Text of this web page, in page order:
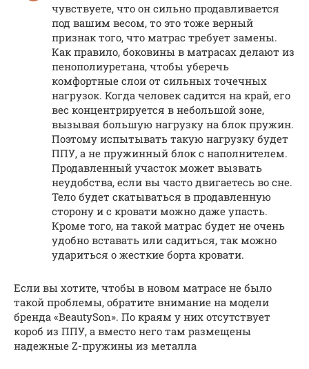
чувствуете, что он сильно продавливается
под вашим весом, то это тоже верный
признак того, что матрас требует замены.
Как правило, боковины в матрасах делают из
пенополиуретана, чтобы уберечь
комфортные слои от сильных точечных
нагрузок. Когда человек садится на край, его
вес концентрируется в небольшой зоне,
вызывая большую нагрузку на блок пружин.
Поэтому испытывать такую нагрузку будет
ППУ, а не пружинный блок с наполнителем.
Продавленный участок может вызвать
неудобства, если вы часто двигаетесь во сне.
Тело будет скатываться в продавленную
сторону и с кровати можно даже упасть.
Кроме того, на такой матрас будет не очень
удобно вставать или садиться, так можно
удариться о жесткие борта кровати.
Если вы хотите, чтобы в новом матрасе не было
такой проблемы, обратите внимание на модели
бренда «BeautySon». По краям у них отсутствует
короб из ППУ, а вместо него там размещены
надежные Z-пружины из металла